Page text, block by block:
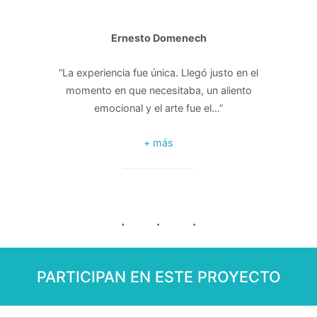
Ernesto Domenech
“La experiencia fue única. Llegó justo en el
momento en que necesitaba, un aliento
emocional y el arte fue el…”
+ más
PARTICIPAN EN ESTE PROYECTO